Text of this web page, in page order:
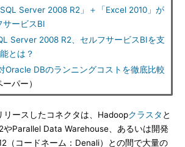
Server 2008 R2」＋「Excel 2010」が
サービスBI
Server 2008 R2、セルフサービスBIを支
とは？
Oracle DBのランニングコストを徹底比較
パー）
ースしたコネクタは、Hadoopクラスタ と
やParallel Data Warehouse、あるいは開発
（コードネーム：Denali）との間で大量の